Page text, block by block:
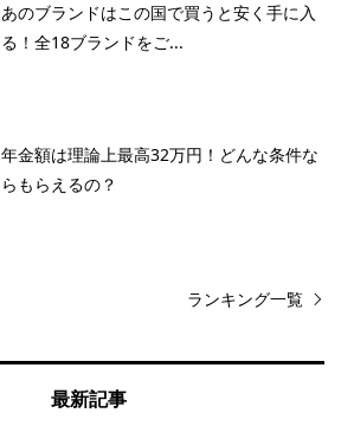
あのブランドはこの国で買うと安く手に入
る！全18ブランドをご...
年金額は理論上最高32万円！どんな条件な
らもらえるの？
ランキング一覧
最新記事